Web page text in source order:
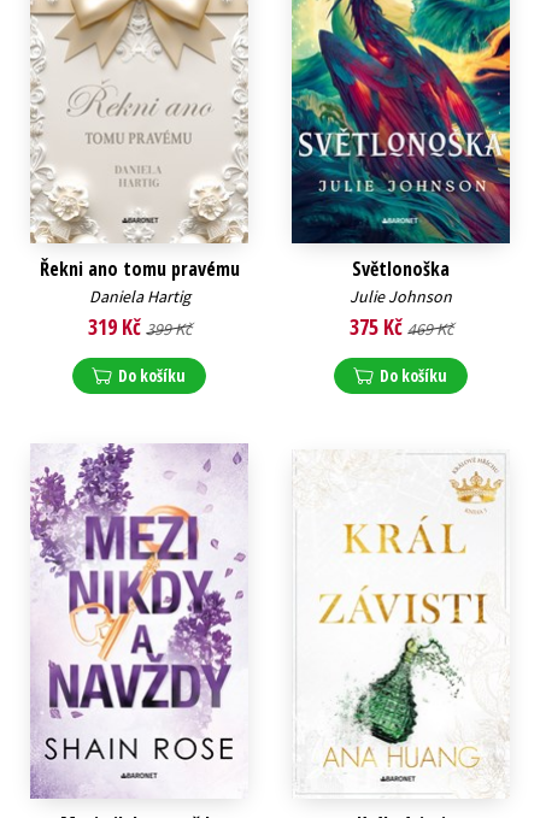
Řekni ano tomu pravému
Daniela Hartig
319 Kč 399 Kč
Do košíku
Světlonoška
Julie Johnson
375 Kč 469 Kč
Do košíku